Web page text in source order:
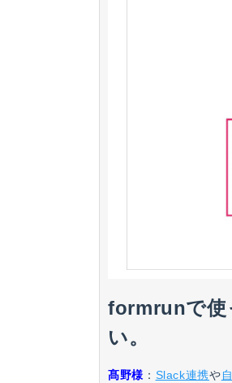
formrunで使
い。
髙野様： Slack連携や